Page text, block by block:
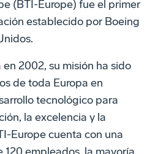
(BTI-Europe) fue el primer
establecido por Boeing
2002, su misión ha sido
de toda Europa en
tecnológico para
la excelencia y la
Europe cuenta con una